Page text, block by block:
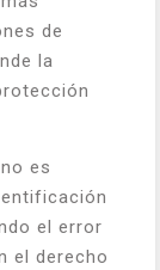
de
la
es
el error
el derecho